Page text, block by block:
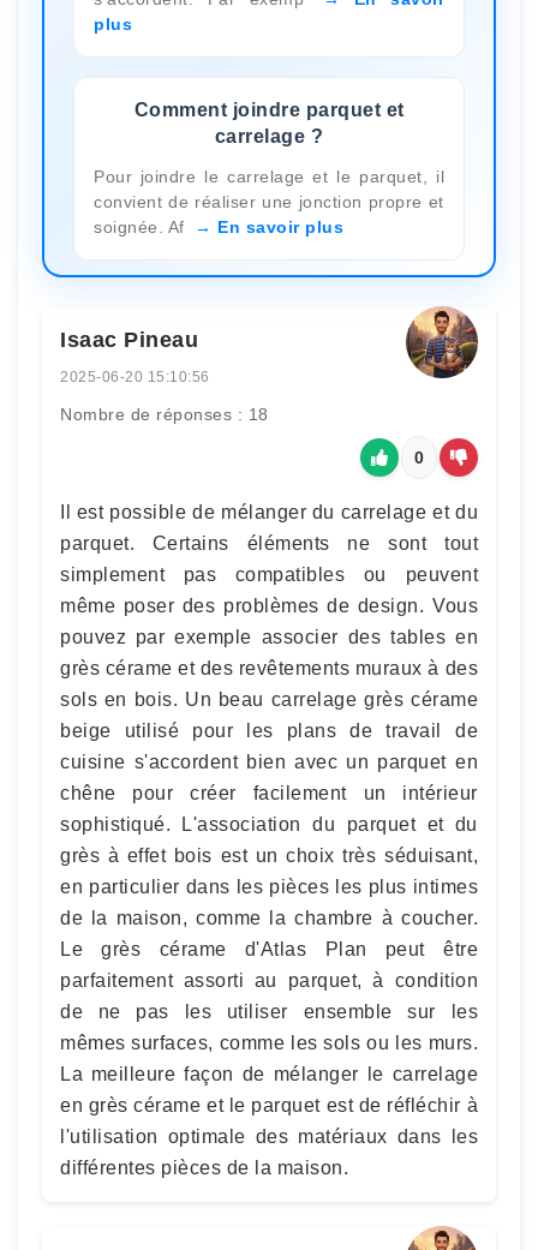
plus
Comment joindre parquet et
carrelage ?
Pour joindre le carrelage et le parquet, il
convient de réaliser une jonction propre et
soignée. Af
En savoir plus
Isaac Pineau
2025-06-20 15:10:56
Nombre de réponses : 18
0
Il est possible de mélanger du carrelage et du
parquet. Certains éléments ne sont tout
simplement pas compatibles ou peuvent
même poser des problèmes de design. Vous
pouvez par exemple associer des tables en
grès cérame et des revêtements muraux à des
sols en bois. Un beau carrelage grès cérame
beige utilisé pour les plans de travail de
cuisine s'accordent bien avec un parquet en
chêne pour créer facilement un intérieur
sophistiqué. L'association du parquet et du
grès à effet bois est un choix très séduisant,
en particulier dans les pièces les plus intimes
de la maison, comme la chambre à coucher.
Le grès cérame d'Atlas Plan peut être
parfaitement assorti au parquet, à condition
de ne pas les utiliser ensemble sur les
mêmes surfaces, comme les sols ou les murs.
La meilleure façon de mélanger le carrelage
en grès cérame et le parquet est de réfléchir à
l'utilisation optimale des matériaux dans les
différentes pièces de la maison.